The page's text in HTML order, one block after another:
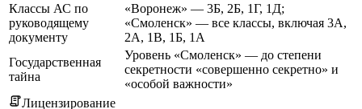
Классы АС по
руководящему
документу
«Воронеж» — 3Б, 2Б, 1Г, 1Д;
«Смоленск» — все классы, включая 3А,
2А, 1В, 1Б, 1А
Государственная
тайна
Уровень «Смоленск» — до степени
секретности «совершенно секретно» и
«особой важности»
Лицензирование